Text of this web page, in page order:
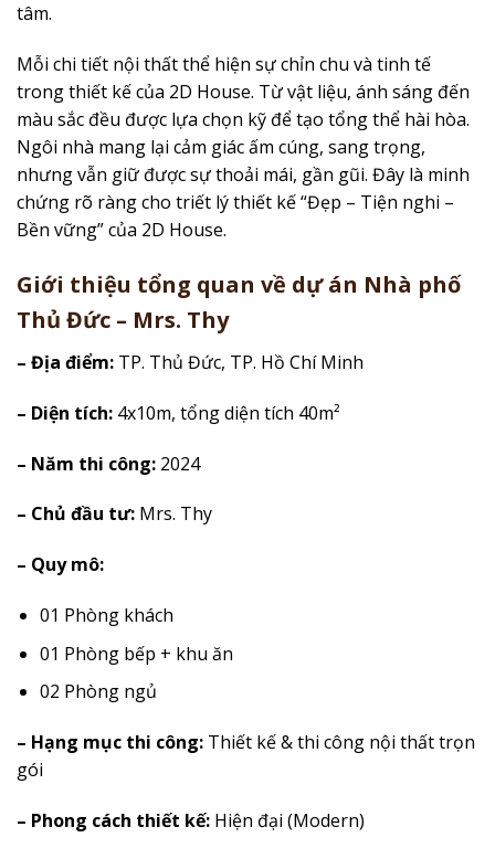
tâm.
Mỗi chi tiết nội thất thể hiện sự chỉn chu và tinh tế
trong thiết kế của 2D House. Từ vật liệu, ánh sáng đến
màu sắc đều được lựa chọn kỹ để tạo tổng thể hài hòa.
Ngôi nhà mang lại cảm giác ấm cúng, sang trọng,
nhưng vẫn giữ được sự thoải mái, gần gũi. Đây là minh
chứng rõ ràng cho triết lý thiết kế “Đẹp – Tiện nghi –
Bền vững” của 2D House.
Giới thiệu tổng quan về dự án Nhà phố
Thủ Đức – Mrs. Thy
– Địa điểm: TP. Thủ Đức, TP. Hồ Chí Minh
– Diện tích: 4x10m, tổng diện tích 40m²
– Năm thi công: 2024
– Chủ đầu tư: Mrs. Thy
– Quy mô:
01 Phòng khách
01 Phòng bếp + khu ăn
02 Phòng ngủ
– Hạng mục thi công: Thiết kế & thi công nội thất trọn
gói
– Phong cách thiết kế: Hiện đại (Modern)